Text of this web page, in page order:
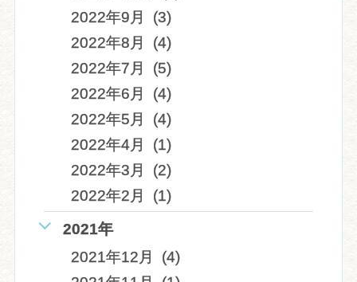
2022年9月 (3)
2022年8月 (4)
2022年7月 (5)
2022年6月 (4)
2022年5月 (4)
2022年4月 (1)
2022年3月 (2)
2022年2月 (1)
2021年
2021年12月 (4)